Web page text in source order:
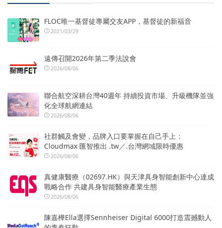
FLOC唯一基督徒專屬交友APP，基督徒的新福音
2021/03/29
遠傳召開2026年第二季法說會
2026/08/06
聯合航空深耕台灣40週年 持續投資市場、升級機隊並強
化全球航網連結
2026/08/06
社群觸及會變，品牌入口要掌握在自己手上：
Cloudmax 匯智推出 .tw／.台灣網域限時優惠
2026/08/06
真健康醫療（02697.HK）與天津具身智能創新中心達成
戰略合作 共建具身智能醫療產業生態
2026/08/06
陳嘉樺Ella選擇Sennheiser Digital 6000打造震撼動人